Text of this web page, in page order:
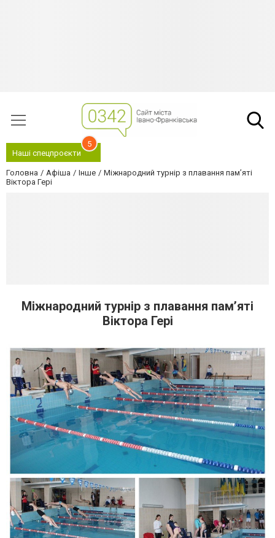
Наші спецпроєкти
5
Головна Афіша Інше
Міжнародний турнір з плавання пам’яті
Віктора Гері
Міжнародний турнір з плавання пам’яті
Віктора Гері